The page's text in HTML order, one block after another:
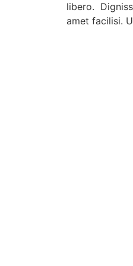
libero.
amet facilisi.